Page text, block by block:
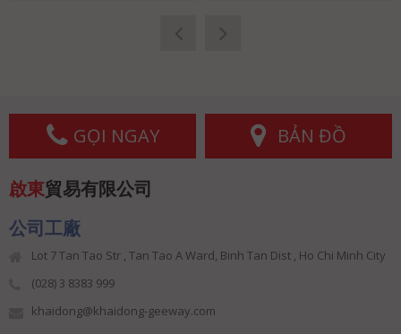
GỌI NGAY BẢN ĐỒ
啟東貿易有限公司
公司工廠
Lot 7 Tan Tao Str , Tan Tao A Ward, Binh Tan Dist , Ho Chi Minh City
(028) 3 8383 999
khaidong@khaidong-geeway.com